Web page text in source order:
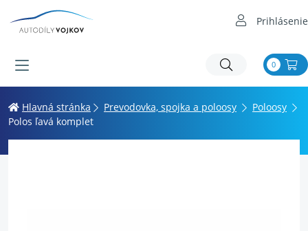
Prihlásenie
0
Hlavná stránka Prevodovka, spojka a poloosy
Poloosy
Polos ľavá komplet